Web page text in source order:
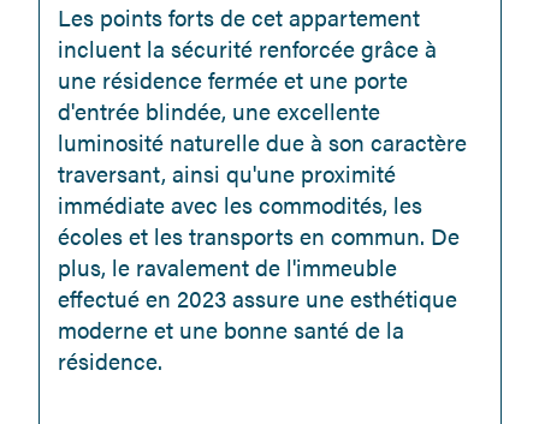
Les points forts de cet appartement
incluent la sécurité renforcée grâce à
une résidence fermée et une porte
d'entrée blindée, une excellente
luminosité naturelle due à son caractère
traversant, ainsi qu'une proximité
immédiate avec les commodités, les
écoles et les transports en commun. De
plus, le ravalement de l'immeuble
effectué en 2023 assure une esthétique
moderne et une bonne santé de la
résidence.